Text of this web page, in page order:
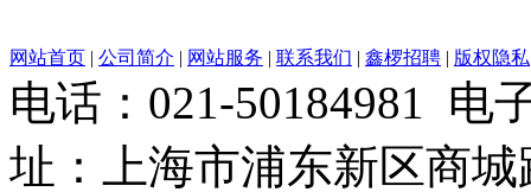
网站首页 | 公司简介 | 网站服务 | 联系我们 | 鑫椤招聘 | 版权隐私
电话：021-50184981 电
址：上海市浦东新区商